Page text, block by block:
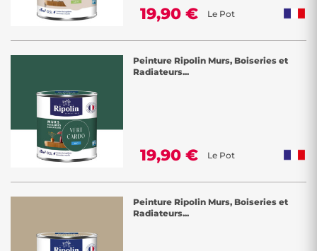
19,90 € Le Pot
Peinture Ripolin Murs, Boiseries et
Radiateurs...
19,90 € Le Pot
Peinture Ripolin Murs, Boiseries et
Radiateurs...